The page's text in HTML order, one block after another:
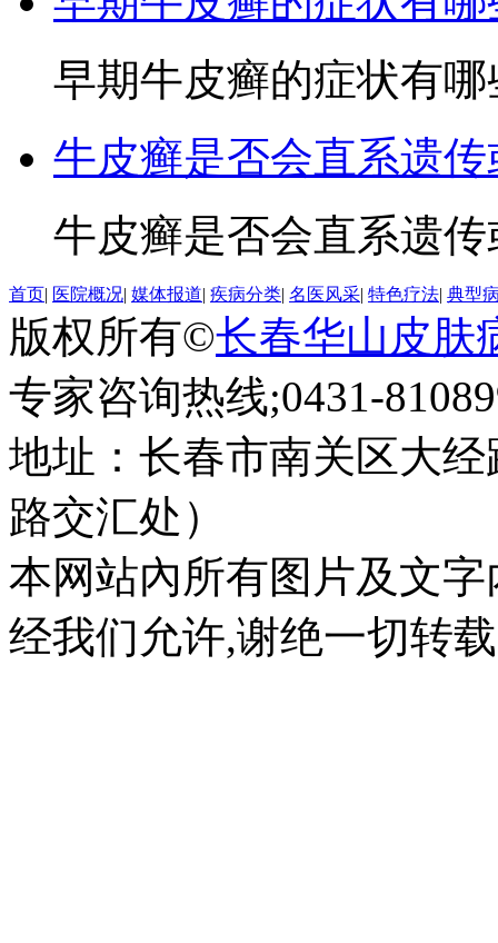
早期牛皮癣的症状有
牛皮癣是否会直系遗传
牛皮癣是否会直系遗
首页| 医院概况| 媒体报道| 疾病分类| 名医风采| 特色疗法| 典型
版权所有©长春华山皮肤
专家咨询热线;0431-
地址：长春市南关区大
路交汇处）
本网站內所有图片及文
经我们允许,谢绝一切转载